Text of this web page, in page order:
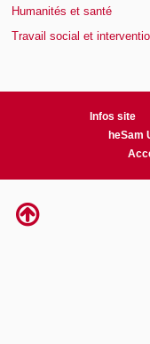
Humanités et santé
Travail social et
Infos site
heSam